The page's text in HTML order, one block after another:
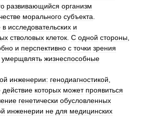
развивающийся организм
морального субъекта
в исследовательских и
стволовых клеток С одной стороны
и перспективно с точки зрения
умерщвлять жизнеспособные
инженерии: генодиагностикой
действие которых может проявиться
генетически обусловленных
инженерии не для медицинских